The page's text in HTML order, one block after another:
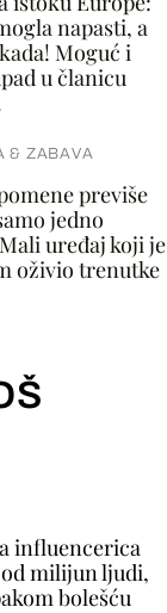
napasti, a
Moguć i
u članicu
& ZABAVA
previše
jedno
uređaj koji je
oživio trenutke
influencerica
milijun ljudi,
bolešću